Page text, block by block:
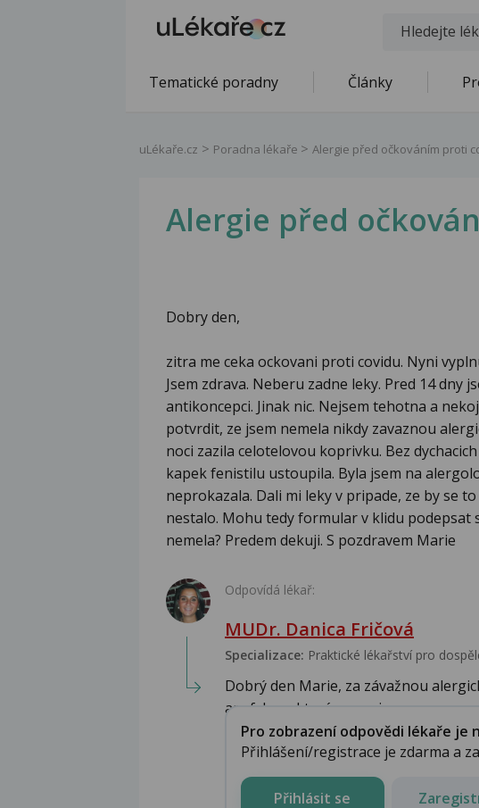
Tematické poradny Články
uLékaře.cz Poradna lékaře Alergie před očkováním proti
Alergie před
Dobry den,
zitra me ceka ockovani proti covidu. Nyni
Jsem zdrava. Neberu zadne leky. Pred 14 dny
antikoncepci. Jinak nic. Nejsem tehotna a
potvrdit, ze jsem nemela nikdy zavaznou
noci zazila celotelovou koprivku. Bez
kapek fenistilu ustoupila. Byla jsem na
neprokazala. Dali mi leky v pripade, ze by se
nestalo. Mohu tedy formular v klidu podepsat
nemela? Predem dekuji. S pozdravem Marie
Odpovídá lékař:
MUDr. Danica Fričová
Specializace: Praktické lékařství pro
Dobrý den Marie, za závažnou
anafylaxe, která se projevu...
Pro zobrazení odpovědi lékaře je
Přihlášení/registrace je zdarma a
Přihlásit se